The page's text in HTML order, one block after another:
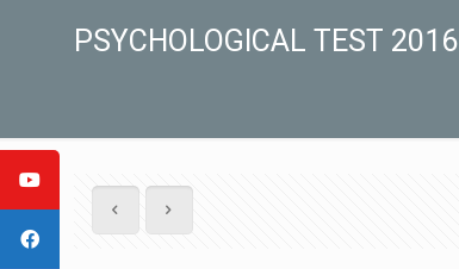
PSYCHOLOGICAL TEST 2016